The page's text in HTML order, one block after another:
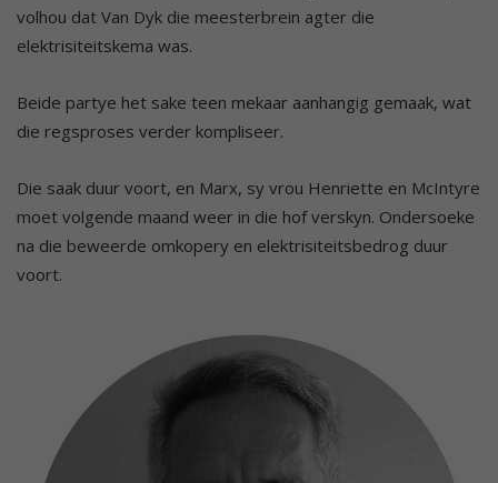
volhou dat Van Dyk die meesterbrein agter die
elektrisiteitskema was.
Beide partye het sake teen mekaar aanhangig gemaak, wat
die regsproses verder kompliseer.
Die saak duur voort, en Marx, sy vrou Henriette en McIntyre
moet volgende maand weer in die hof verskyn. Ondersoeke
na die beweerde omkopery en elektrisiteitsbedrog duur
voort.